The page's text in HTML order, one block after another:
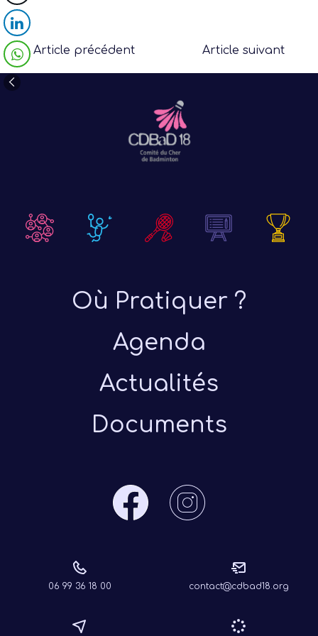
Article précédent Article suivant
Où Pratiquer ?
Agenda
Actualités
Documents
06 99 36 18 00 contact@cdbad18.org